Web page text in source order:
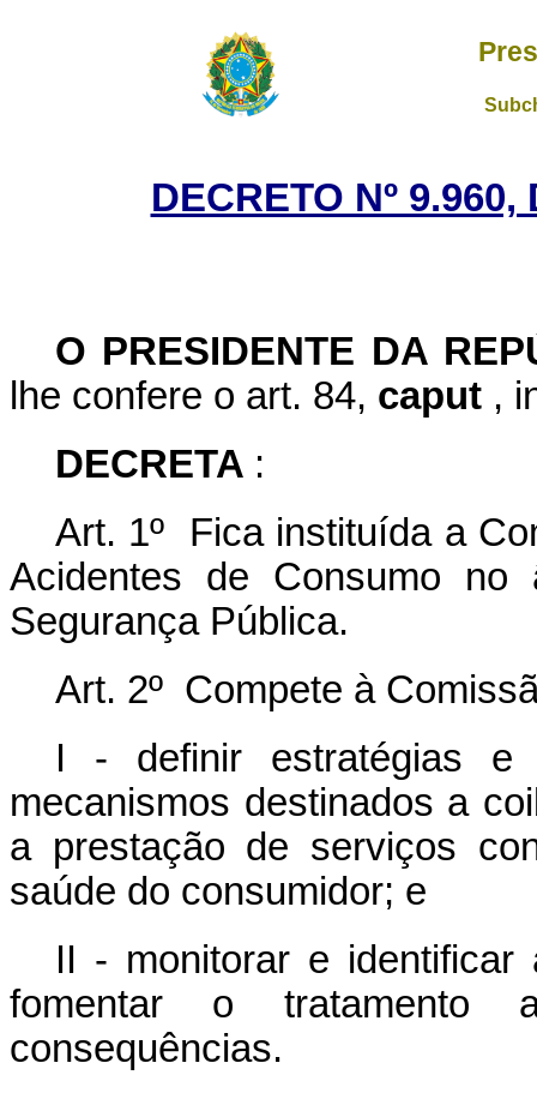
DECRETO Nº
O PRESIDENTE DA
lhe confere o art. 84, caput ,
DECRETA :
Art. 1º Fica instituída a
Acidentes de Consumo
Segurança Pública.
Art. 2º Compete à
I - definir estratégias e
mecanismos destinados a
a prestação de serviços
saúde do consumidor; e
II - monitorar e
fomentar o tratamento
consequências.